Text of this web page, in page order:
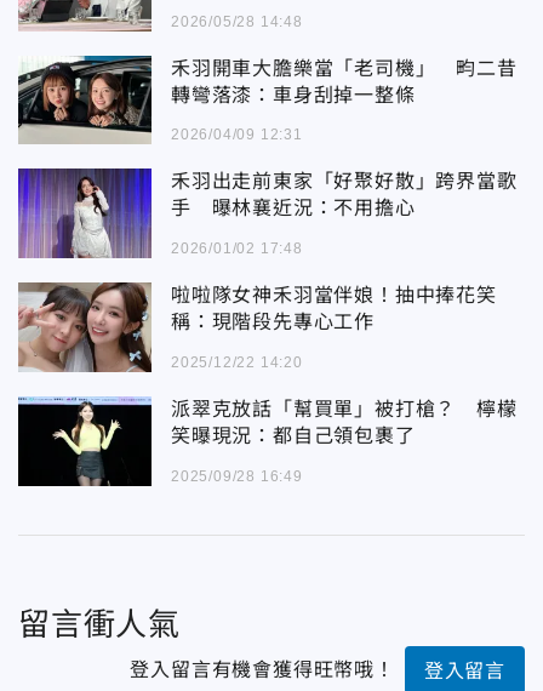
2026/05/28 14:48
禾羽開車大膽樂當「老司機」 畇二昔
轉彎落漆：車身刮掉一整條
2026/04/09 12:31
禾羽出走前東家「好聚好散」跨界當歌
手 曝林襄近況：不用擔心
2026/01/02 17:48
啦啦隊女神禾羽當伴娘！抽中捧花笑
稱：現階段先專心工作
2025/12/22 14:20
派翠克放話「幫買單」被打槍？ 檸檬
笑曝現況：都自己領包裹了
2025/09/28 16:49
留言衝人氣
登入留言有機會獲得旺幣哦！ 登入留言